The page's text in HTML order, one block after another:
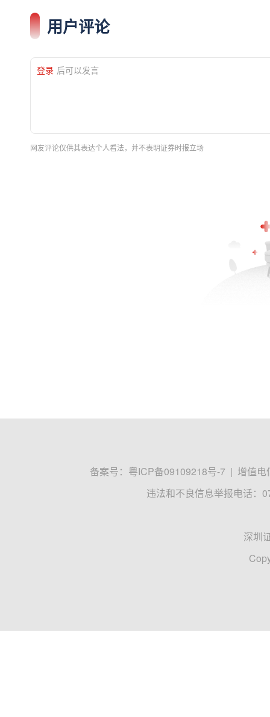
用户评论
登录 后可以发言
网友评论仅供其表达个人看法，并不表明证券时报立场
备案号： 粤ICP备09109218号-7 | 增值电
违法和不良信息举报电话：
深圳